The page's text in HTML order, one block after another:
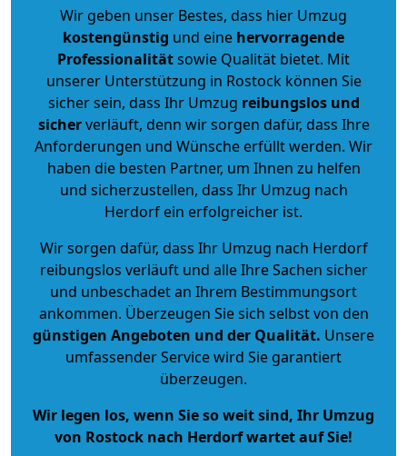
Wir geben unser Bestes, dass hier Umzug
kostengünstig und eine hervorragende
Professionalitätsowie Qualität bietet. Mit
unserer Unterstützung in Rostock können Sie
sicher sein, dass Ihr Umzug reibungslos und
sicherverläuft, denn wir sorgen dafür, dass Ihre
Anforderungen und Wünsche erfüllt werden. Wir
haben die besten Partner, um Ihnen zu helfen
und sicherzustellen, dass Ihr Umzug nach
Herdorf ein erfolgreicher ist.
Wir sorgen dafür, dass Ihr Umzug nach Herdorf
reibungslos verläuft und alle Ihre Sachen sicher
und unbeschadet an Ihrem Bestimmungsort
ankommen. Überzeugen Sie sich selbst von den
günstigen Angeboten und der Qualität. Unsere
umfassender Service wird Sie garantiert
überzeugen.
Wir legen los, wenn Sie so weit sind, Ihr Umzug
von Rostock nach Herdorf wartet auf Sie!